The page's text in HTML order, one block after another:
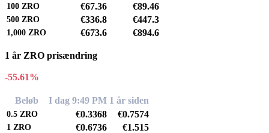
100 ZRO €67.36 €89.46
500 ZRO €336.8 €447.3
1,000 ZRO €673.6 €894.6
1 år ZRO prisændring
-55.61%
Beløb I dag 9:49 PM 1 år siden
0.5 ZRO €0.3368 €0.7574
1 ZRO €0.6736 €1.515